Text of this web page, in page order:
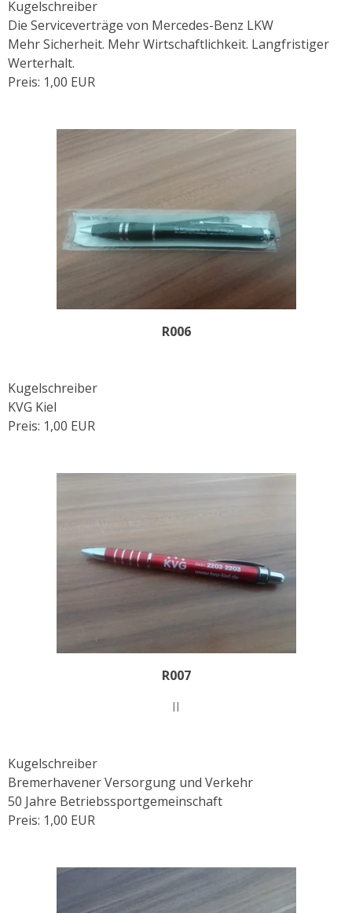
Kugelschreiber
Die Serviceverträge von Mercedes-Benz LKW
Mehr Sicherheit. Mehr Wirtschaftlichkeit. Langfristiger
Werterhalt.
Preis: 1,00 EUR
R006
Kugelschreiber
KVG Kiel
Preis: 1,00 EUR
R007
II
Kugelschreiber
Bremerhavener Versorgung und Verkehr
50 Jahre Betriebssportgemeinschaft
Preis: 1,00 EUR